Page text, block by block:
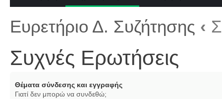
Ευρετήριο Δ. Συζήτησης ‹
Συχνές Ερωτήσεις
Θέματα σύνδεσης και εγγραφής
Γιατί δεν μπορώ να συνδεθώ;